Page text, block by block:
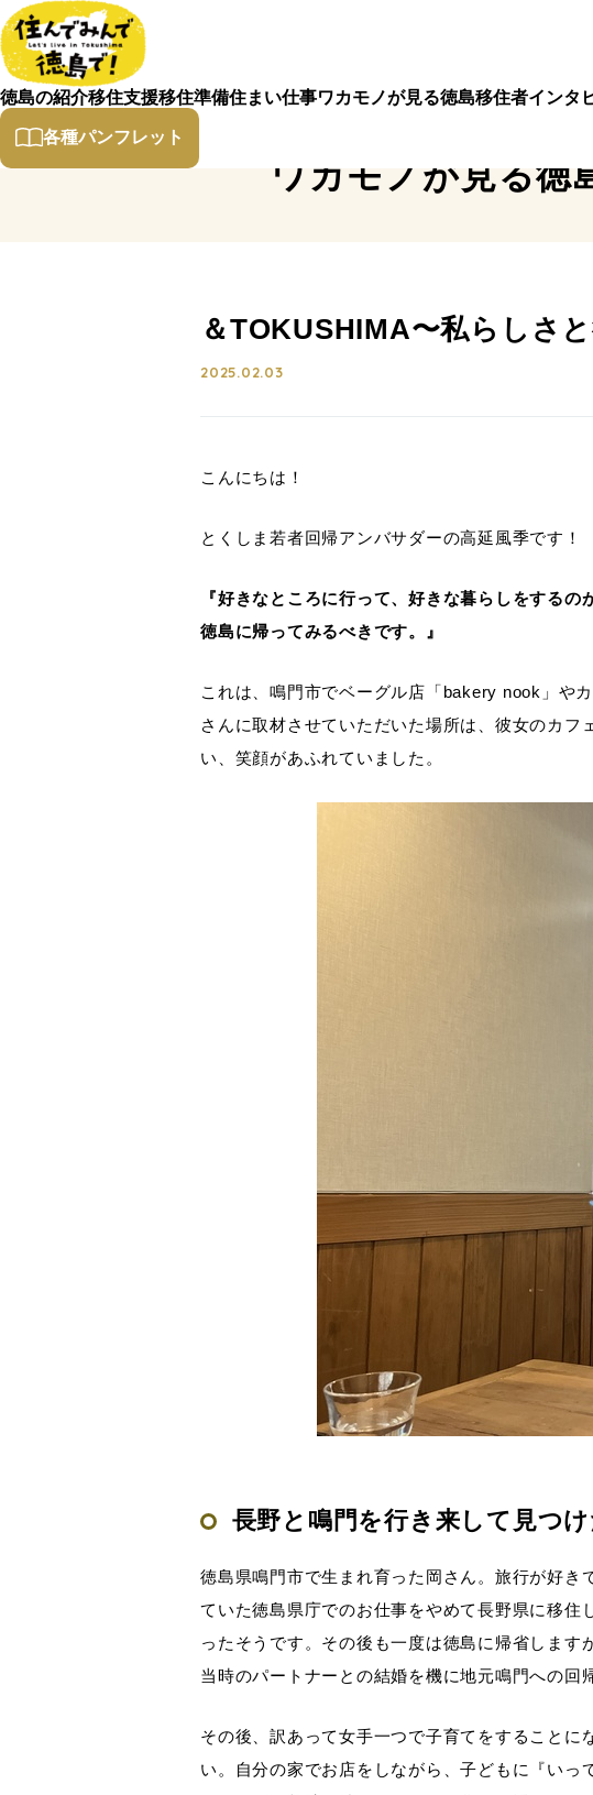
徳島の紹介移住支援移住準備住まい仕事ワカモノが見る徳島移住者インタ
各種パンフレット
ワカモノが見る徳
＆TOKUSHIMA〜私らしさ
2025.02.03
こんにちは！
とくしま若者回帰アンバサダーの高延風季です！
『好きなところに行って、好きな暮らしをする
徳島に帰ってみるべきです。』
これは、鳴門市でベーグル店「bakery nook」や
さんに取材させていただいた場所は、彼女のカ
い、笑顔があふれていました。
長野と鳴門を行き来して見つ
徳島県鳴門市で生まれ育った岡さん。旅行が好
ていた徳島県庁でのお仕事をやめて長野県に移
ったそうです。その後も一度は徳島に帰省します
当時のパートナーとの結婚を機に地元鳴門への回
その後、訳あって女手一つで子育てをすること
い。自分の家でお店をしながら、子どもに『い